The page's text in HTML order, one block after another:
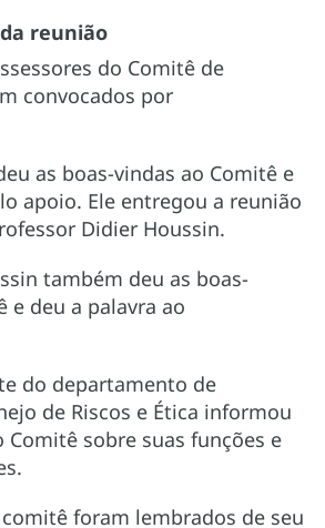
reunião
do Comitê de
convocados por
as boas-vindas ao Comitê e
apoio. Ele entregou a reunião
Didier Houssin.
também deu as boas-
e deu a palavra ao
do departamento de
de Riscos e Ética informou
sobre suas funções e
foram lembrados de seu